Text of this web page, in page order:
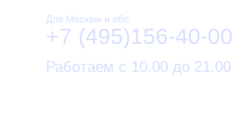
Для Москвы и обл.
+7 (495)156-40-00
Работаем с 10.00 до 21.00